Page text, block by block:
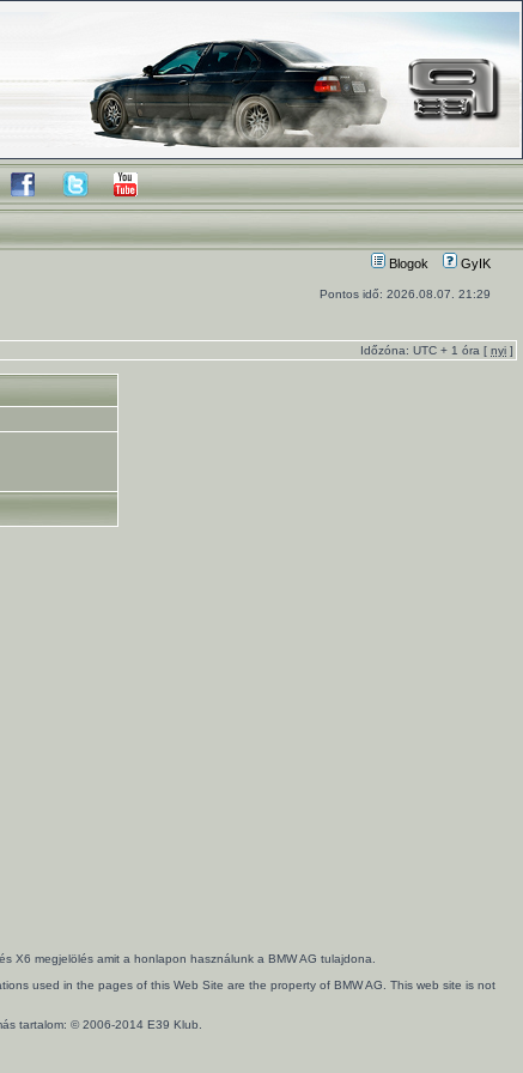
Blogok GyIK
Pontos idő: 2026.08.07. 21:29
Időzóna: UTC + 1 óra [ nyi ]
X6 megjelölés amit a honlapon használunk a BMW AG tulajdona.
used in the pages of this Web Site are the property of BMW AG. This web site is not
tartalom: © 2006-2014 E39 Klub.